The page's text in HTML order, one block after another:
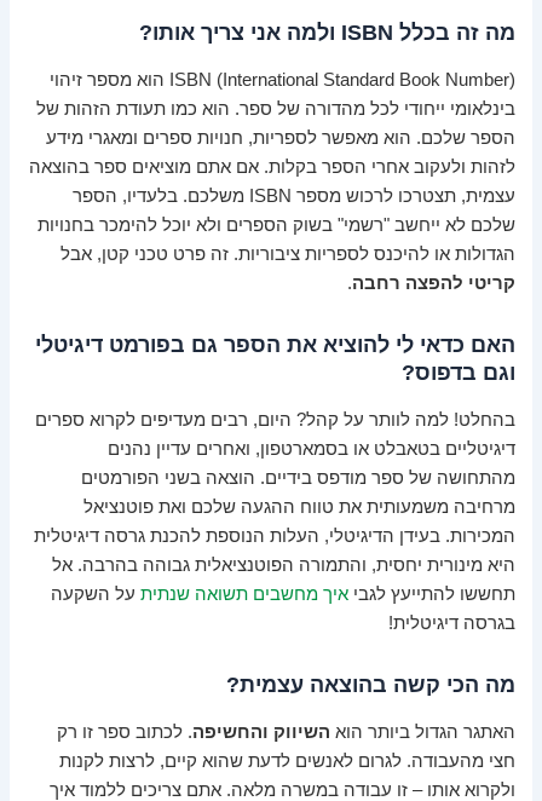
מה זה בכלל ISBN ולמה אני צריך אותו?
ISBN (International Standard Book Number) הוא מספר זיהוי
בינלאומי ייחודי לכל מהדורה של ספר. הוא כמו תעודת הזהות של
הספר שלכם. הוא מאפשר לספריות, חנויות ספרים ומאגרי מידע
לזהות ולעקוב אחרי הספר בקלות. אם אתם מוציאים ספר בהוצאה
עצמית, תצטרכו לרכוש מספר ISBN משלכם. בלעדיו, הספר
שלכם לא ייחשב "רשמי" בשוק הספרים ולא יוכל להימכר בחנויות
הגדולות או להיכנס לספריות ציבוריות. זה פרט טכני קטן, אבל
קריטי להפצה רחבה.
האם כדאי לי להוציא את הספר גם בפורמט דיגיטלי
וגם בדפוס?
בהחלט! למה לוותר על קהל? היום, רבים מעדיפים לקרוא ספרים
דיגיטליים בטאבלט או בסמארטפון, ואחרים עדיין נהנים
מהתחושה של ספר מודפס בידיים. הוצאה בשני הפורמטים
מרחיבה משמעותית את טווח ההגעה שלכם ואת פוטנציאל
המכירות. בעידן הדיגיטלי, העלות הנוספת להכנת גרסה דיגיטלית
היא מינורית יחסית, והתמורה הפוטנציאלית גבוהה בהרבה. אל
תחששו להתייעץ לגביאיך מחשבים תשואה שנתית על השקעה
בגרסה דיגיטלית!
מה הכי קשה בהוצאה עצמית?
האתגר הגדול ביותר הוא השיווק והחשיפה. לכתוב ספר זו רק
חצי מהעבודה. לגרום לאנשים לדעת שהוא קיים, לרצות לקנות
ולקרוא אותו – זו עבודה במשרה מלאה. אתם צריכים ללמוד איך